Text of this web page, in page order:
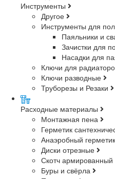
Инструменты
Другое
Инструменты для
Паяльники и
Зачистки для
Насадки для
Ключи для
Ключи разводные
Труборезы и Резаки
Расходные материалы
Монтажная пена
Герметик
Анаэробный герметик
Диски отрезные
Скотч армированный
Буры и свёрла